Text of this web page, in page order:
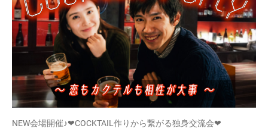
NEW会場開催♪❤COCKTAIL作りから繋がる独身交流会❤